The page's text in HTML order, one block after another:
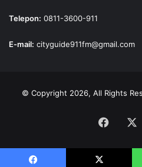
Telepon: 0811-3600-911
E-mail: cityguide911fm@gmail.com
© Copyright 2026, All Rights